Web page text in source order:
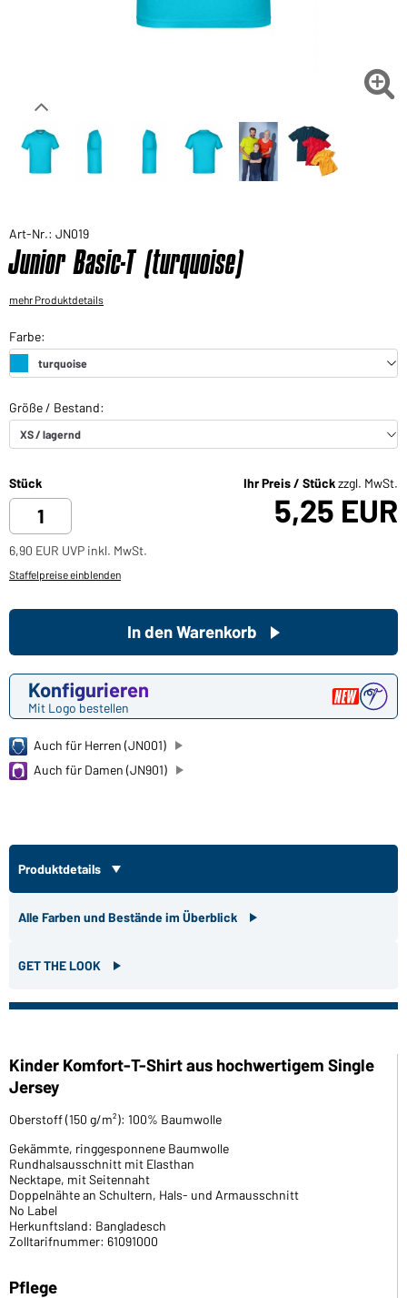
Sie möchten gerne für Ihren privaten Bedarf

Art-Nr.: JN019
Junior Basic-T (turquoise)
mehr Produktdetails
Stück Ihr Preis / Stückzzgl. MwSt.
5,25 EUR
6,90 EUR UVP inkl. MwSt.
Staffelpreise einblenden
Konfigurieren
Mit Logo bestellen
In den Warenkorb
Auch für Herren (JN001)
Auch für Damen (JN901)
Produktdetails
Alle Farben und Bestände im Überblick
GET THE LOOK
Kinder Komfort-T-Shirt aus hochwertigem Single
Jersey
Oberstoff (150 g/m²): 100% Baumwolle
Gekämmte, ringgesponnene Baumwolle
Rundhalsausschnitt mit Elasthan
Necktape, mit Seitennaht
Doppelnähte an Schultern, Hals- und Armausschnitt
No Label
Herkunftsland: Bangladesch
Zolltarifnummer: 61091000
Pflege